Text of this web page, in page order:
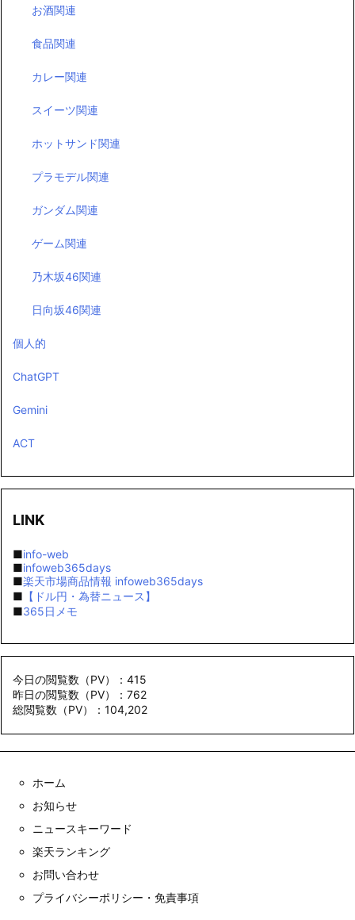
お酒関連
食品関連
カレー関連
スイーツ関連
ホットサンド関連
プラモデル関連
ガンダム関連
ゲーム関連
乃木坂46関連
日向坂46関連
個人的
ChatGPT
Gemini
ACT
LINK
■info-web
■infoweb365days
■楽天市場商品情報 infoweb365days
■ 【ドル円・為替ニュース】
■365日メモ
今日の閲覧数（PV）：415
昨日の閲覧数（PV）：762
総閲覧数（PV）：104,202
ホーム
お知らせ
ニュースキーワード
楽天ランキング
お問い合わせ
プライバシーポリシー・免責事項